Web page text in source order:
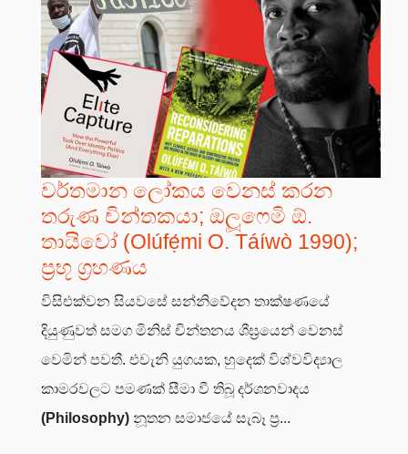
වර්තමාන ලෝකය වෙනස් කරන
තරුණ චින්තකයා; ඔලූෆෙමි ඕ.
තායිවෝ (Olúfẹ́mi O. Táíwò 1990);
ප්‍රභූ ග්‍රහණය
විසිඑක්වන සියවසේ සන්නිවේදන තාක්ෂණයේ
දියුණුවත් සමග මිනිස් චින්තනය ශීඝ්‍රයෙන් වෙනස්
වෙමින් පවතී. එවැනි යුගයක, හුදෙක් විශ්වවිද්‍යාල
කාමරවලට පමණක් සීමා වී තිබූ දර්ශනවාදය
(Philosophy) නූතන සමාජයේ සැබෑ ප්‍ර...